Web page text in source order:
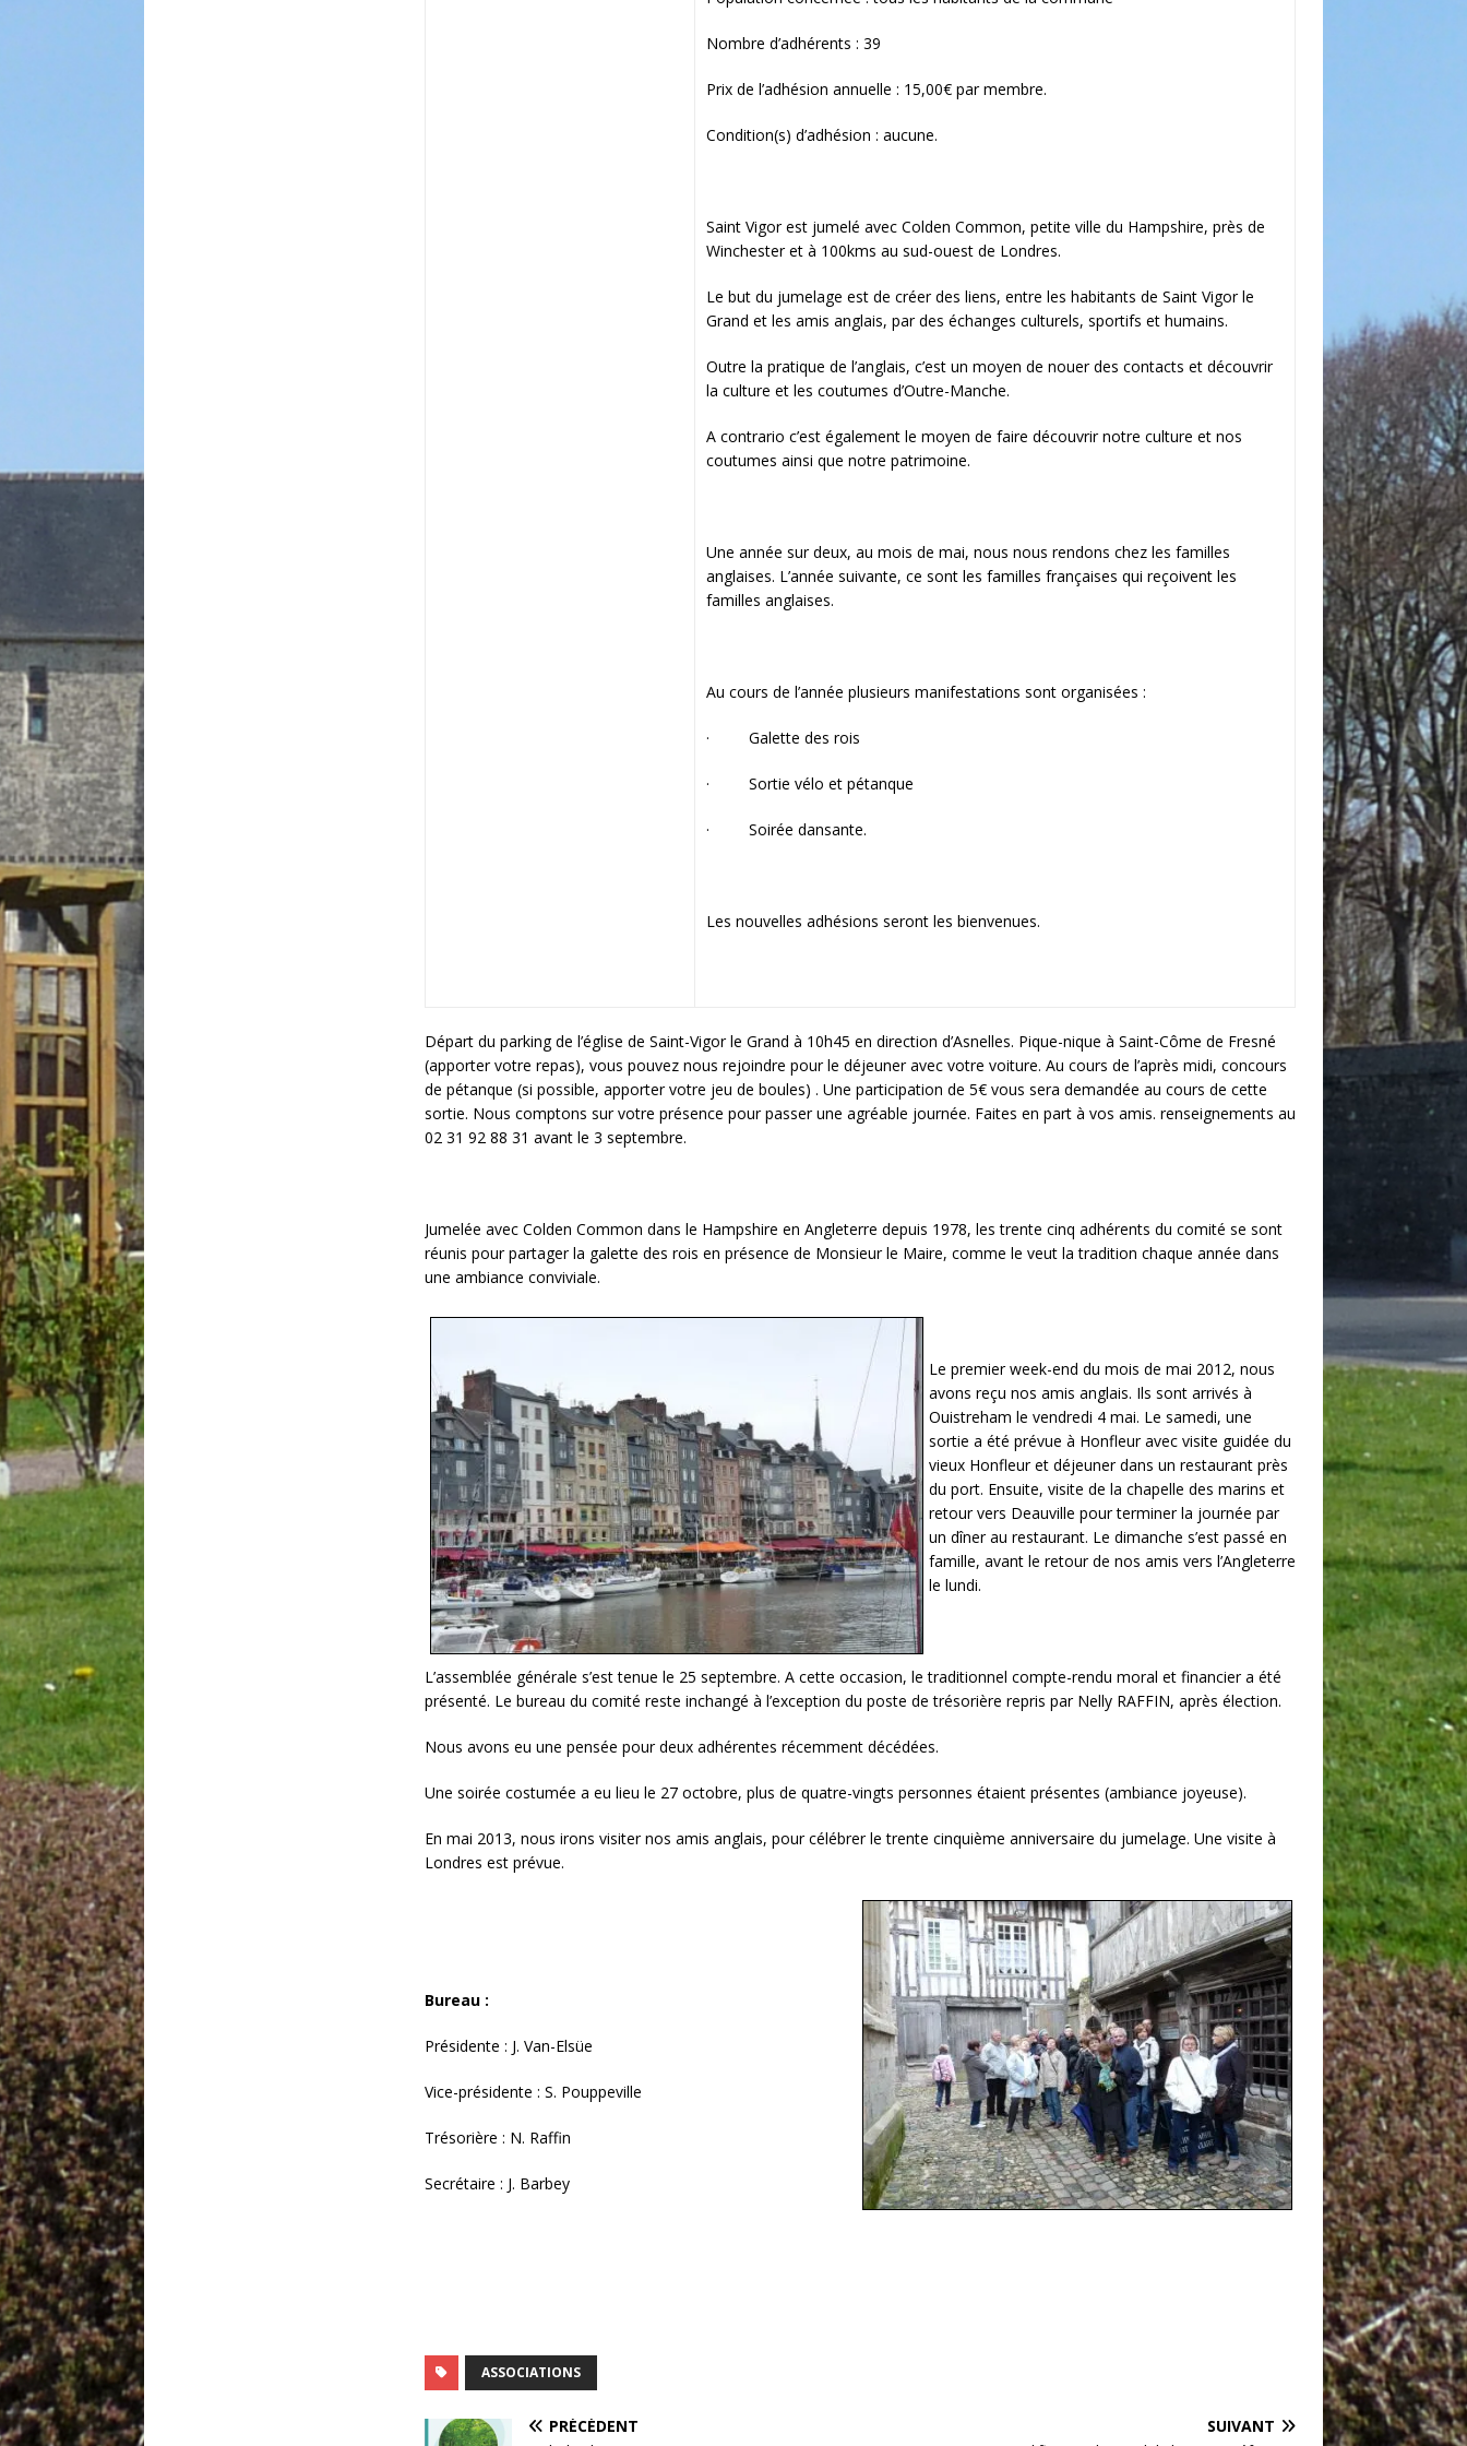
Nombre d’adhérents : 39
Prix de l’adhésion annuelle : 15,00€ par membre.
Condition(s) d’adhésion : aucune.
Saint Vigor est jumelé avec Colden Common, petite ville du Hampshire, près de
Winchester et à 100kms au sud-ouest de Londres.
Le but du jumelage est de créer des liens, entre les habitants de Saint Vigor le
Grand et les amis anglais, par des échanges culturels, sportifs et humains.
Outre la pratique de l’anglais, c’est un moyen de nouer des contacts et découvrir
la culture et les coutumes d’Outre-Manche.
A contrario c’est également le moyen de faire découvrir notre culture et nos
coutumes ainsi que notre patrimoine.
Une année sur deux, au mois de mai, nous nous rendons chez les familles
anglaises. L’année suivante, ce sont les familles françaises qui reçoivent les
familles anglaises.
Au cours de l’année plusieurs manifestations sont organisées :
· Galette des rois
· Sortie vélo et pétanque
· Soirée dansante.
Les nouvelles adhésions seront les bienvenues.
Départ du parking de l’église de Saint-Vigor le Grand à 10h45 en direction d’Asnelles. Pique-nique à Saint-Côme de Fresné
(apporter votre repas), vous pouvez nous rejoindre pour le déjeuner avec votre voiture. Au cours de l’après midi, concours
de pétanque (si possible, apporter votre jeu de boules) . Une participation de 5€ vous sera demandée au cours de cette
sortie. Nous comptons sur votre présence pour passer une agréable journée. Faites en part à vos amis. renseignements au
02 31 92 88 31 avant le 3 septembre.
Jumelée avec Colden Common dans le Hampshire en Angleterre depuis 1978, les trente cinq adhérents du comité se sont
réunis pour partager la galette des rois en présence de Monsieur le Maire, comme le veut la tradition chaque année dans
une ambiance conviviale.
Le premier week-end du mois de mai 2012, nous
avons reçu nos amis anglais. Ils sont arrivés à
Ouistreham le vendredi 4 mai. Le samedi, une
sortie a été prévue à Honfleur avec visite guidée du
vieux Honfleur et déjeuner dans un restaurant près
du port. Ensuite, visite de la chapelle des marins et
retour vers Deauville pour terminer la journée par
un dîner au restaurant. Le dimanche s’est passé en
famille, avant le retour de nos amis vers l’Angleterre
le lundi.
L’assemblée générale s’est tenue le 25 septembre. A cette occasion, le traditionnel compte-rendu moral et financier a été
présenté. Le bureau du comité reste inchangé à l’exception du poste de trésorière repris par Nelly RAFFIN, après élection.
Nous avons eu une pensée pour deux adhérentes récemment décédées.
Une soirée costumée a eu lieu le 27 octobre, plus de quatre-vingts personnes étaient présentes (ambiance joyeuse).
En mai 2013, nous irons visiter nos amis anglais, pour célébrer le trente cinquième anniversaire du jumelage. Une visite à
Londres est prévue.
Bureau :
Présidente : J. Van-Elsüe
Vice-présidente : S. Pouppeville
Trésorière : N. Raffin
Secrétaire : J. Barbey
ASSOCIATIONS
PRÉCÉDENT SUIVANT